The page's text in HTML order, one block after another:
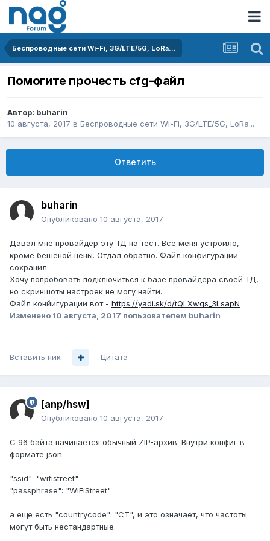
Беспроводные сети Wi-Fi, 3G/LTE/5G, LoRa...
Помогите прочесть cfg-файл
Автор: buharin
10 августа, 2017 в Беспроводные сети Wi-Fi, 3G/LTE/5G, LoRa...
Ответить
buharin
Опубликовано 10 августа, 2017
Давал мне провайдер эту ТД на тест. Всё меня устроило,
кроме бешеной цены. Отдал обратно. Файл конфигурации
сохранил.
Хочу попробовать подключиться к базе провайдера своей ТД,
но скриншоты настроек не могу найти.
Файл конйигурации вот - https://yadi.sk/d/tQLXwqs_3LsapN
Изменено 10 августа, 2017 пользователем buharin
Вставить ник Цитата
[anp/hsw]
Опубликовано 10 августа, 2017
С 96 байта начинается обычный ZIP-архив. Внутри конфиг в
формате json.
"ssid": "wifistreet"
"passphrase": "WiFiStreet"
а еще есть "countrycode": "CT", и это означает, что частоты
могут быть нестандартные.